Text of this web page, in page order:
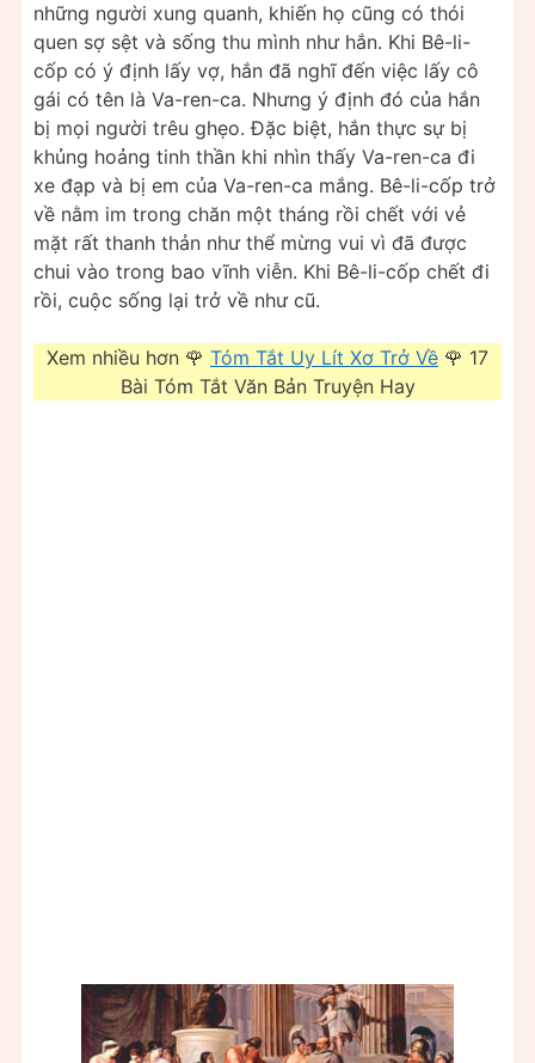
những người xung quanh, khiến họ cũng có thói
quen sợ sệt và sống thu mình như hắn. Khi Bê-li-
cốp có ý định lấy vợ, hắn đã nghĩ đến việc lấy cô
gái có tên là Va-ren-ca. Nhưng ý định đó của hắn
bị mọi người trêu ghẹo. Đặc biệt, hắn thực sự bị
khủng hoảng tinh thần khi nhìn thấy Va-ren-ca đi
xe đạp và bị em của Va-ren-ca mắng. Bê-li-cốp trở
về nằm im trong chăn một tháng rồi chết với vẻ
mặt rất thanh thản như thể mừng vui vì đã được
chui vào trong bao vĩnh viễn. Khi Bê-li-cốp chết đi
rồi, cuộc sống lại trở về như cũ.
Xem nhiều hơn 🌹 Tóm Tắt Uy Lít Xơ Trở Về 🌹 17
Bài Tóm Tắt Văn Bản Truyện Hay